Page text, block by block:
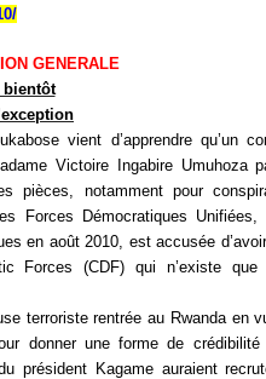
GENERALE
bientôt
vient d’apprendre qu’un
Victoire Ingabire Umuhoza
pièces,
notamment pour
Forces Démocratiques Unifiées,
en août 2010, est accusée
Forces (CDF) qui n’existe que
terroriste rentrée au Rwanda en
donner une forme de
président Kagame auraient